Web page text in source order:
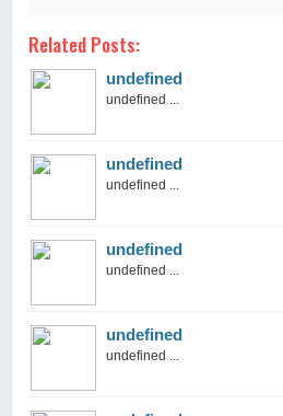
Related Posts:
undefined
undefined ...
undefined
undefined ...
undefined
undefined ...
undefined
undefined ...